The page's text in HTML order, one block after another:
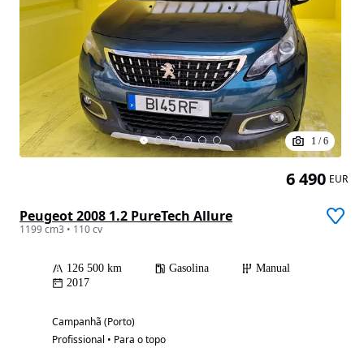
1 /6
Peugeot 2008 1.2 PureTech Allure
1199 cm3 • 110 cv
126 500 km Gasolina
Manual
2017
Campanhã (Porto)
Profissional • Para o topo
6 490 EUR